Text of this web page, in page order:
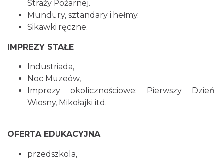
Straży Pożarnej.
Mundury, sztandary i hełmy.
Sikawki ręczne.
IMPREZY STAŁE
Industriada,
Noc Muzeów,
Imprezy okolicznościowe: Pierwszy Dzień
Wiosny, Mikołajki itd.
OFERTA EDUKACYJNA
przedszkola,